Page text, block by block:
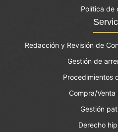
Política de
Redacción y Revisión de
Gestión de
Procedimientos
Compra/Venta
Gestión
Derecho